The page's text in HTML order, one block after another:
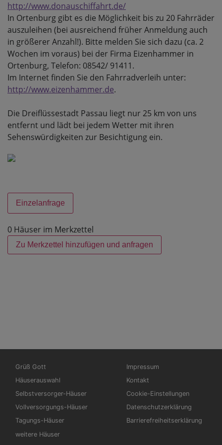
http://www.donauschiffahrt.de/
In Ortenburg gibt es die Möglichkeit bis zu 20 Fahrräder
auszuleihen (bei ausreichend früher Anmeldung auch
in größerer Anzahl!). Bitte melden Sie sich dazu (ca. 2
Wochen im voraus) bei der Firma Eizenhammer in
Ortenburg, Telefon: 08542/ 91411.
Im Internet finden Sie den Fahrradverleih unter:
http://www.eizenhammer.de.
Die Dreiflüssestadt Passau liegt nur 25 km von uns
entfernt und lädt bei jedem Wetter mit ihren
Sehenswürdigkeiten zur Besichtigung ein.
Einzelanfrage
0 Häuser im Merkzettel
Zu Merkzettel hinzufügen und anfragen
Hauptnavigation
Grüß Gott
Häuserauswahl
Selbstversorger-Häuser
Vollversorgungs-Häuser
Tagungs-Häuser
weitere Häuser
Fußbereichsmenü
Impressum
Kontakt
Cookie-Einstellungen
Datenschutzerklärung
Barrierefreiheitserklärung